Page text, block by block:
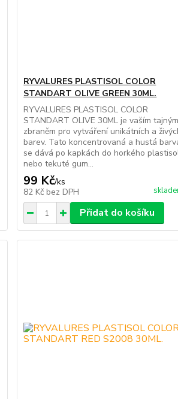
RYVALURES PLASTISOL COLOR
STANDART OLIVE GREEN 30ML.
RYVALURES PLASTISOL COLOR
STANDART OLIVE 30ML je vaším tajným
zbraněm pro vytváření unikátních a
barev. Tato koncentrovaná a hustá
se dává po kapkách do horkého
nebo tekuté gum...
99 Kč/ks
82 Kč bez DPH
Přidat do košíku